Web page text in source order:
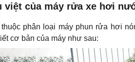
việt của máy rửa xe hơi
thuộc phân loại máy phun rửa hơi
cơ bản của máy như sau: